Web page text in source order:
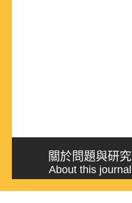
關於問題與研究
About this journal